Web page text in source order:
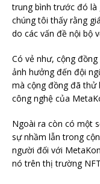
trung bình trước đó là
chúng tôi thấy rằng
do các vấn đề nội bộ
Có vẻ như, cộng
ảnh hưởng đến đội
mà cộng đồng đã thử
công nghệ của
Ngoài ra còn có một
sự nhầm lẫn trong
người đối với
nó trên thị trường